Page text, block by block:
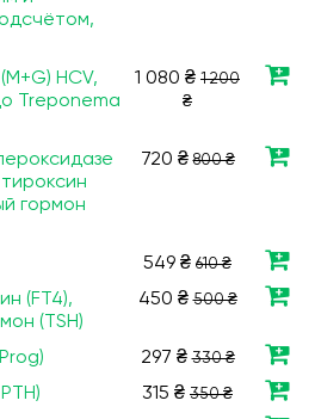
HCV,
Treponema
1 080 ₴ 1 200
₴
гормон
720 ₴800 ₴
549 ₴ 610 ₴
(FT4),
(TSH)
450 ₴500 ₴
297 ₴330 ₴
315 ₴ 350 ₴